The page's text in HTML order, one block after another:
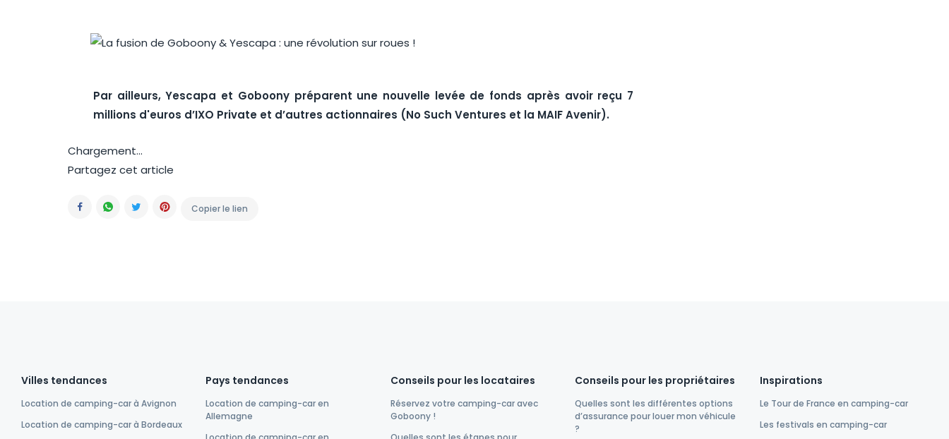
Par ailleurs, Yescapa et Goboony préparent une nouvelle levée de fonds après avoir reçu 7
millions d'euros d’IXO Private et d’autres actionnaires (No Such Ventures et la MAIF Avenir).
Chargement...
Partagez cet article
FacebookWhatsapp
TwitterPinterestCopier le lien
Villes tendances
Location de camping-car à Avignon
Location de camping-car à Bordeaux
Pays tendances
Location de camping-car en
Allemagne
Conseils pour les locataires
Réservez votre camping-car avec
Goboony !
Conseils pour les propriétaires
Quelles sont les différentes options
d’assurance pour louer mon véhicule
?
Inspirations
Le Tour de France en camping-car
Les festivals en camping-car